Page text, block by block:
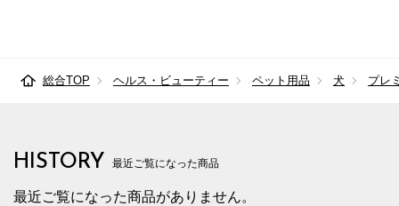
総合TOP ヘルス・ビューティー ペット用品 犬 プレ
HISTORY 最近ご覧になった商品
最近ご覧になった商品がありません。